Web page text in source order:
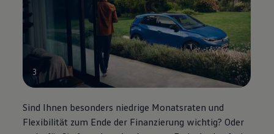
3
Sind Ihnen besonders niedrige Monatsraten und
Flexibilität zum Ende der Finanzierung wichtig? Oder